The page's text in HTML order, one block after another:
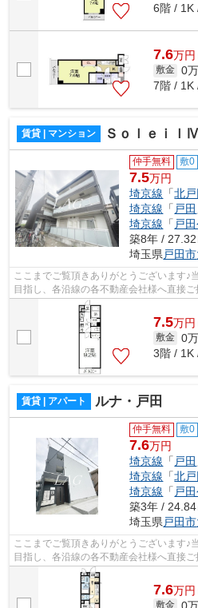
6階 / 1K
7.6万円
敷金 0
7階 / 1K
賃貸 | マンション ＳｏｌｅｉｌⅣ
仲手無料 敷0
7.5万円
埼京線 「北戸
埼京線 「 戸田
埼京線 「 戸
築8年 / 27.32
埼玉県 戸田市
ここまでご覧頂きありがとうございます♪
目指し、各沿線の各不動産会社様へ直接
様へ提供しております！最新の情報は...
7.5万円
敷金 0
3階 / 1K
賃貸 | アパート ルナ・戸田
仲手無料 敷0
7.6万円
埼京線 「 戸田
埼京線 「北戸
埼京線 「 戸
築3年 / 24.84
埼玉県 戸田市
ここまでご覧頂きありがとうございます♪
目指し、各沿線の各不動産会社様へ直接
様へ提供しております！最新の情報は...
7.6万円
敷金 0